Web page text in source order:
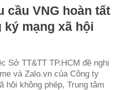
cầu VNG hoàn tất
ký mạng xã hội
Sở TT&TT TP.HCM đề nghị
và Zalo.vn của Công ty
hội không phép, Trung tâm